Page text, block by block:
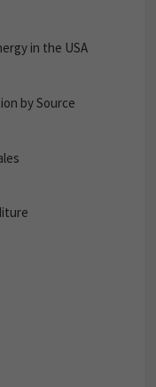
in the USA
by Source